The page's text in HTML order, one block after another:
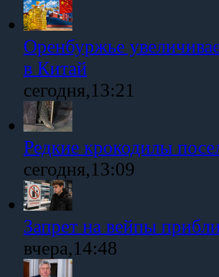
Оренбуржье
в Китай
сегодня,13:21
Редкие крокодилы
сегодня,13:09
Запрет на вейпы
вчера,14:48